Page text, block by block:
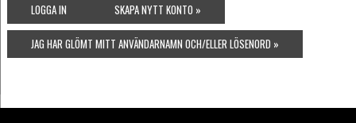
LOGGA IN SKAPA NYTT KONTO »
JAG HAR GLÖMT MITT ANVÄNDARNAMN OCH/ELLER LÖSENORD »